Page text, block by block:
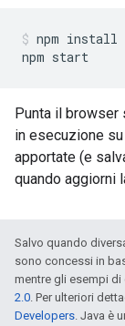
npm install
Punta il browser
in esecuzione
apportate (e
quando aggiorni
Salvo quando
sono concessi in
mentre gli esempi
2.0. Per ulteriori
Developers. Java è